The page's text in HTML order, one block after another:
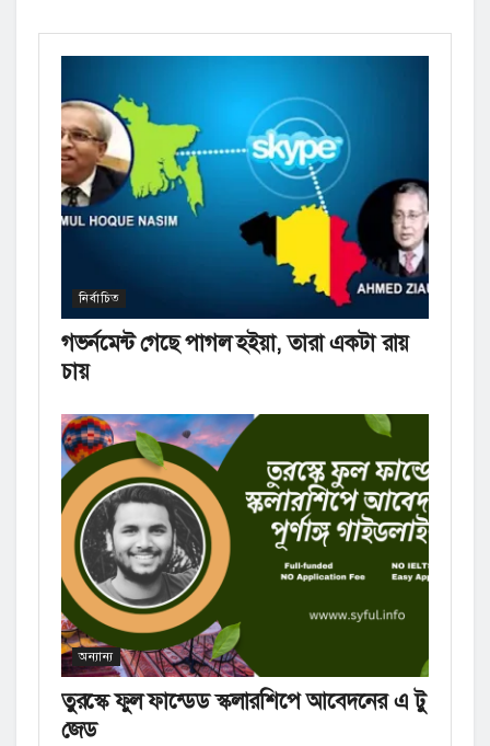
নির্বাচিত
গভর্নমেন্ট গেছে পাগল হইয়া, তারা একটা রায়
চায়
অন্যান্য
তুরস্কে ফুল ফান্ডেড স্কলারশিপে আবেদনের এ টু
জেড